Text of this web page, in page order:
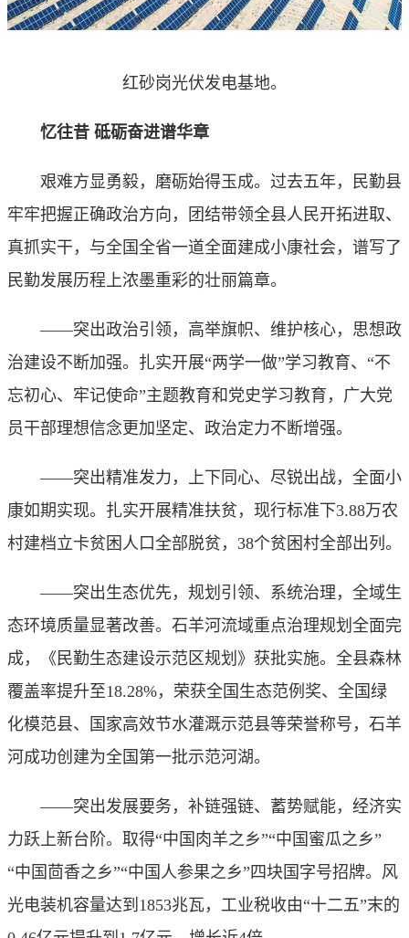
红砂岗光伏发电基地。
忆往昔 砥砺奋进谱华章
艰难方显勇毅，磨砺始得玉成。过去五年，民勤县
牢牢把握正确政治方向，团结带领全县人民开拓进取、
真抓实干，与全国全省一道全面建成小康社会，谱写了
民勤发展历程上浓墨重彩的壮丽篇章。
——突出政治引领，高举旗帜、维护核心，思想政
治建设不断加强。扎实开展“两学一做”学习教育、“不
忘初心、牢记使命”主题教育和党史学习教育，广大党
员干部理想信念更加坚定、政治定力不断增强。
——突出精准发力，上下同心、尽锐出战，全面小
康如期实现。扎实开展精准扶贫，现行标准下3.88万农
村建档立卡贫困人口全部脱贫，38个贫困村全部出列。
——突出生态优先，规划引领、系统治理，全域生
态环境质量显著改善。石羊河流域重点治理规划全面完
成，《民勤生态建设示范区规划》获批实施。全县森林
覆盖率提升至18.28%，荣获全国生态范例奖、全国绿
化模范县、国家高效节水灌溉示范县等荣誉称号，石羊
河成功创建为全国第一批示范河湖。
——突出发展要务，补链强链、蓄势赋能，经济实
力跃上新台阶。取得“中国肉羊之乡”“中国蜜瓜之乡”
“中国茴香之乡”“中国人参果之乡”四块国字号招牌。风
光电装机容量达到1853兆瓦，工业税收由“十二五”末的